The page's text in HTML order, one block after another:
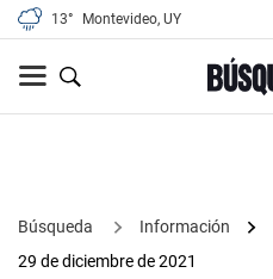
13° Montevideo, UY
Búsqueda Información
29 de diciembre de 2021